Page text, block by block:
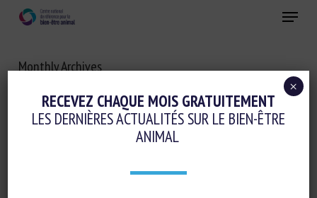
content
Menu
Monthly Archives
RECEVEZ CHAQUE MOIS GRATUITEMENT
LES DERNIÈRES ACTUALITÉS SUR LE BIEN-ÊTRE
ANIMAL
×